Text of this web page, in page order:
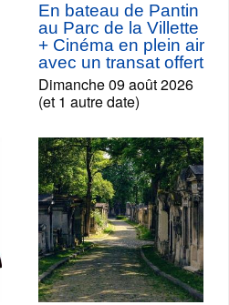
En bateau de Pantin
au Parc de la Villette
+ Cinéma en plein air
avec un transat offert
Dimanche 09 août 2026
(et 1 autre date)